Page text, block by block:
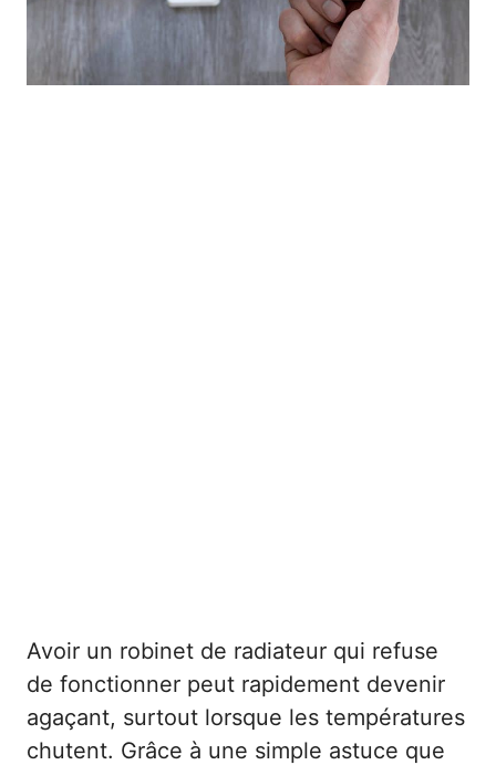
Avoir un robinet de radiateur qui refuse
de fonctionner peut rapidement devenir
agaçant, surtout lorsque les températures
chutent. Grâce à une simple astuce que